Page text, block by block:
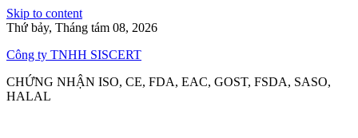
Skip to content
Thứ bảy, Tháng tám 08, 2026
Công ty TNHH SISCERT
CHỨNG NHẬN ISO, CE, FDA, EAC, GOST, FSDA, SASO,
HALAL